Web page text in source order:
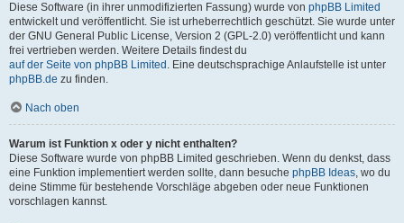
Diese Software (in ihrer unmodifizierten Fassung) wurde von phpBB Limited
entwickelt und veröffentlicht. Sie ist urheberrechtlich geschützt. Sie wurde unter
der GNU General Public License, Version 2 (GPL-2.0) veröffentlicht und kann
frei vertrieben werden. Weitere Details findest du
auf der Seite von phpBB Limited . Eine deutschsprachige Anlaufstelle ist unter
phpBB.de zu finden.
Nach oben
Warum ist Funktion x oder y nicht enthalten?
Diese Software wurde von phpBB Limited geschrieben. Wenn du denkst, dass
eine Funktion implementiert werden sollte, dann besuche phpBB Ideas, wo du
deine Stimme für bestehende Vorschläge abgeben oder neue Funktionen
vorschlagen kannst.